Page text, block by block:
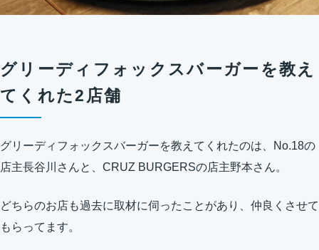
グリーディフォックスバーガーを教え
てくれた2店舗
グリーディフォックスバーガーを教えてくれたのは、No.18の
店主長谷川さんと、CRUZ BURGERSの店主野本さん。
どちらのお店も過去に取材に伺ったことがあり、仲良くさせて
もらってます。